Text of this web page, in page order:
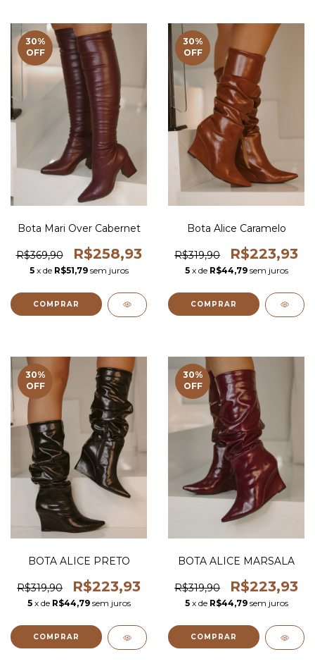
30%
OFF
Bota Mari Over Cabernet
R$369,90 R$258,93
5 x de R$51,79 sem juros
COMPRAR
30%
OFF
Bota Alice Caramelo
R$319,90 R$223,93
5 x de R$44,79 sem juros
COMPRAR
30%
OFF
BOTA ALICE PRETO
R$319,90 R$223,93
5 x de R$44,79 sem juros
COMPRAR
30%
OFF
BOTA ALICE MARSALA
R$319,90 R$223,93
5 x de R$44,79 sem juros
COMPRAR